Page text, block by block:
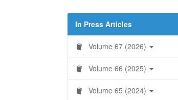
In Press Articles
Volume 67 (2026)
Volume 66 (2025)
Volume 65 (2024)